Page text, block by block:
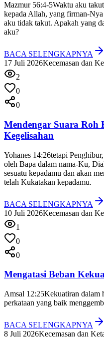
Mazmur 56:4-5Waktu aku
kepada Allah, yang firman-
aku tidak takut. Apakah yang
aku?
BACA SELENGKAPNYA
17 Juli 2026Kecemasan dan
2
0
0
Mendengar Suara Roh
Kegelisahan
Yohanes 14:26tetapi
oleh Bapa dalam nama-Ku,
sesuatu kepadamu dan akan
telah Kukatakan kepadamu.
BACA SELENGKAPNYA
10 Juli 2026Kecemasan dan
1
0
0
Mengatasi Beban
Amsal 12:25Kekuatiran dalam
perkataan yang baik
BACA SELENGKAPNYA
8 Juli 2026Kecemasan dan